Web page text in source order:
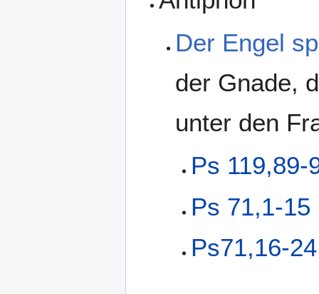
Der Engel
der Gnade,
unter den
Ps 119,89-
Ps 71,1-15
Ps71,16-24